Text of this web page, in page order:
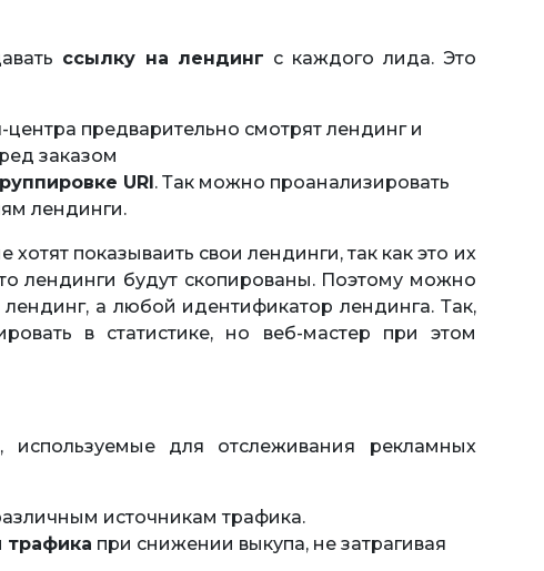
ссылку на лендинг с каждого лида. Это
предварительно смотрят лендинг и
заказом
URI. Так можно проанализировать
лендинги.
показываить свои лендинги, так как это их
лендинги будут скопированы. Поэтому можно
а любой идентификатор лендинга. Так,
в статистике, но веб-мастер при этом
для отслеживания рекламных
источникам трафика.
трафика при снижении выкупа, не затрагивая